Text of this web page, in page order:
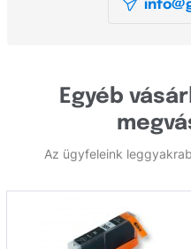
Egyéb
Az ügyfeleink